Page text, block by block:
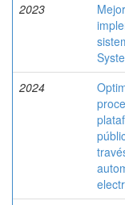
2023
2024